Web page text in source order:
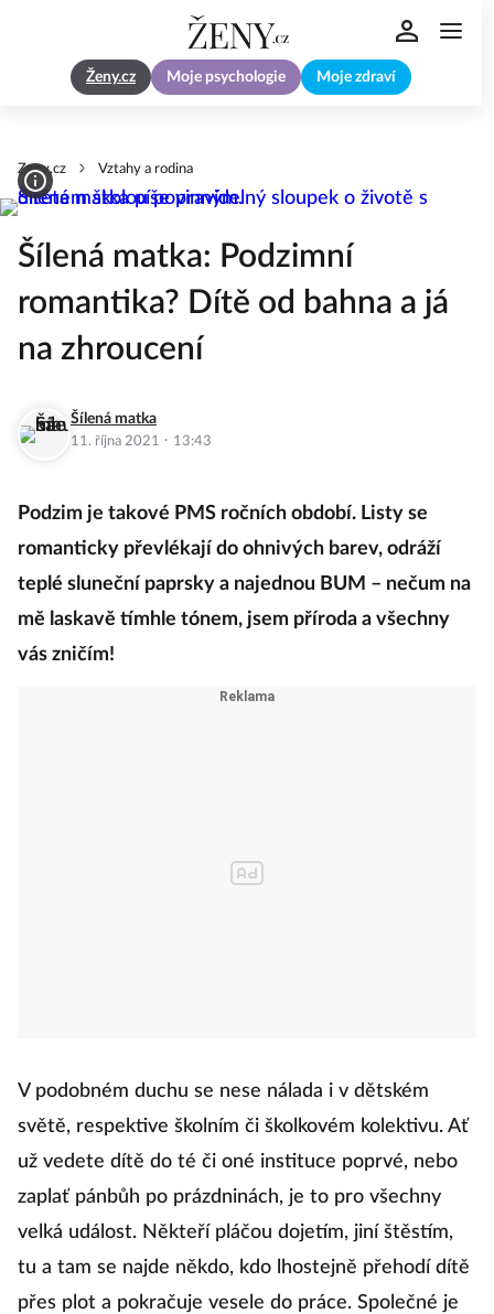
Ženy.cz Moje psychologie Moje zdraví
Zeny.cz Vztahy a rodina
Šílená matka: Podzimní
romantika? Dítě od bahna a já
na zhroucení
Šílená matka
11. října 2021 · 13:43
Podzim je takové PMS ročních období. Listy se
romanticky převlékají do ohnivých barev, odráží
teplé sluneční paprsky a najednou BUM – nečum na
mě laskavě tímhle tónem, jsem příroda a všechny
vás zničím!
V podobném duchu se nese nálada i v dětském
světě, respektive školním či školkovém kolektivu. Ať
už vedete dítě do té či oné instituce poprvé, nebo
zaplať pánbůh po prázdninách, je to pro všechny
velká událost. Někteří pláčou dojetím, jiní štěstím,
tu a tam se najde někdo, kdo lhostejně přehodí dítě
přes plot a pokračuje vesele do práce. Společné je